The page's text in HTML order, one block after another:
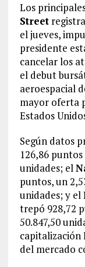
Los
Street
el jueves,
presidente
cancelar los
el debut
aeroespacial
mayor oferta
Estados
Según datos
126,86
unidades; el
puntos, un
unidades; y el
trepó 928,72
50.847,50
capitalización
del mercado